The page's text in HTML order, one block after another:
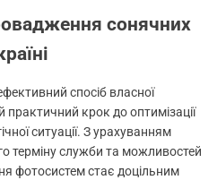
сонячних
спосіб власної
практичний крок до оптимізації
ситуації. З урахуванням
терміну служби та можливостей
фотосистем стає доцільним